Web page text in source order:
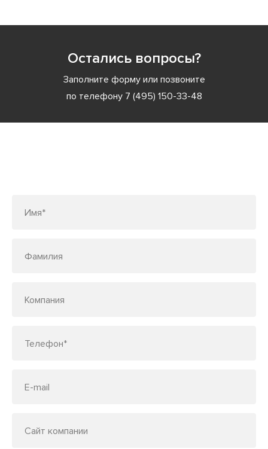
Остались вопросы?
Заполните форму или позвоните
по телефону 7 (495) 150-33-48
Имя*
Фамилия
Компания
Телефон*
E-mail
Сайт компании